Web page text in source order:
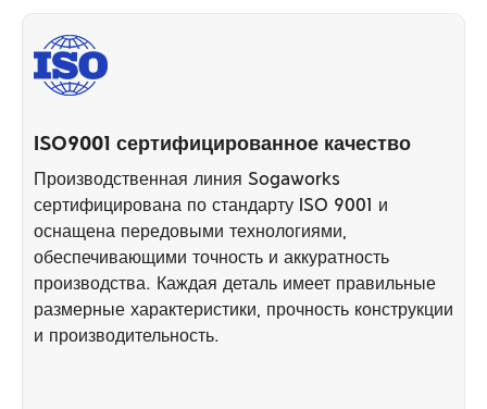
ISO9001 сертифицированное качество
Производственная линия Sogaworks
сертифицирована по стандарту ISO 9001 и
оснащена передовыми технологиями,
обеспечивающими точность и аккуратность
производства. Каждая деталь имеет правильные
размерные характеристики, прочность конструкции
и производительность.